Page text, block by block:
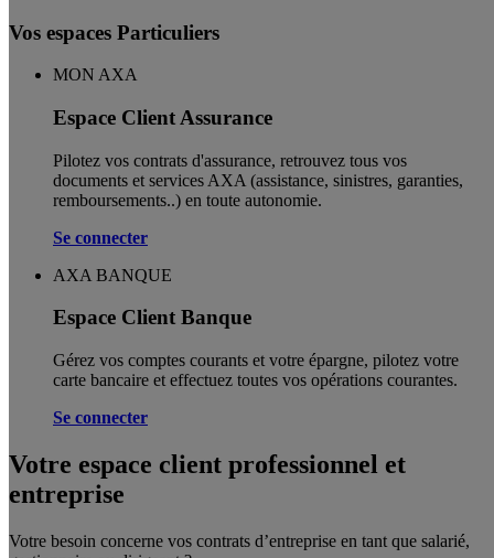
Vos espaces Particuliers
MON AXA
Espace Client Assurance
Pilotez vos contrats d'assurance, retrouvez tous vos
documents et services AXA (assistance, sinistres, garanties,
remboursements..) en toute autonomie. ​
Se connecter
AXA BANQUE
Espace Client Banque
Gérez vos comptes courants et votre épargne, pilotez votre
carte bancaire et effectuez toutes vos opérations courantes.
Se connecter
Votre espace client professionnel et
entreprise
Votre besoin concerne vos contrats d’entreprise en tant que salarié,